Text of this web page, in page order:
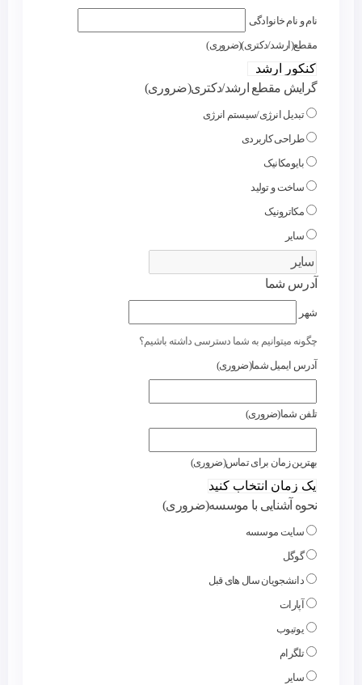
نام و نام خانوادگی
مقطع(ارشد/دکتری)(ضروری)
گرایش مقطع ارشد/دکتری(ضروری)
تبدیل انرژی/سیستم انرژی
طراحی کاربردی
بایومکانیک
ساخت و تولید
مکاترونیک
سایر
آدرس شما
شهر
چگونه میتوانیم به شما دسترسی داشته باشیم؟
آدرس ایمیل شما(ضروری)
تلفن شما(ضروری)
بهترین زمان برای تماس(ضروری)
نحوه آشنایی با موسسه(ضروری)
سایت موسسه
گوگل
دانشجویان سال های قبل
آپارات
یوتیوب
تلگرام
سایر